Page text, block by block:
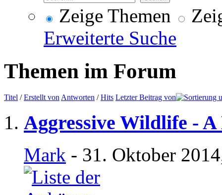
Zeige Themen
Erweiterte Suche
Themen im Forum
Titel /Erstellt von Antworten /Hits Letzter Beitrag von
Aggressive Wildlife -
Mark - 31. Oktober